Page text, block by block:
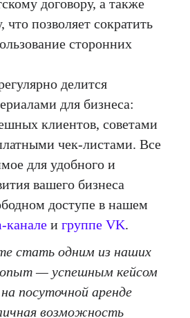
договору, а также
что позволяет сократить
сторонних
делится
для бизнеса:
клиентов, советами
чек-листами. Все
для удобного и
вашего бизнеса
доступе в нашем
канале и группе VK.
стать одним из наших
опыт — успешным кейсом
посуточной аренде
возможность